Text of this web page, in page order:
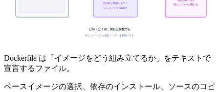
Dockerfile は「イメージをどう組み立てるか」をテキストで
宣言するファイル。
ベースイメージの選択、依存のインストール、ソースのコピ